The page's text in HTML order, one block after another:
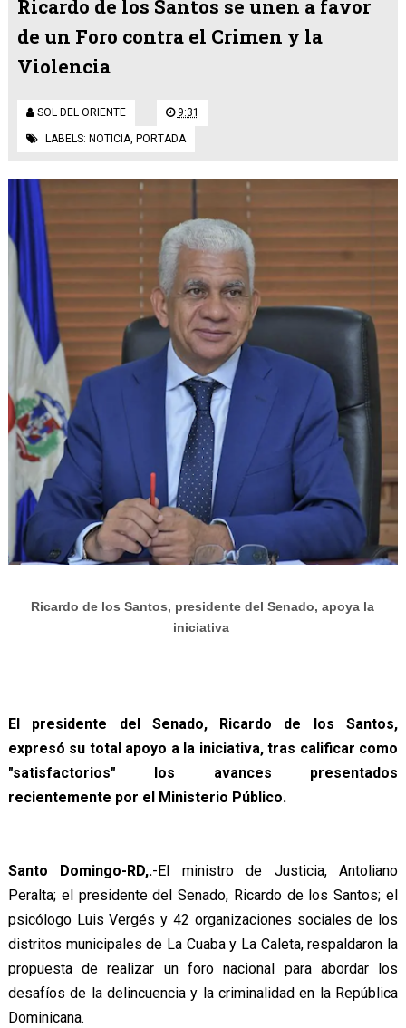
Ricardo de los Santos se unen a favor
de un Foro contra el Crimen y la
Violencia
SOL DEL ORIENTE 9:31
LABELS: NOTICIA, PORTADA
Ricardo de los Santos, presidente del Senado, apoya la
iniciativa
El presidente del Senado, Ricardo de los Santos,
expresó su total apoyo a la iniciativa, tras calificar como
"satisfactorios" los avances presentados
recientemente por el Ministerio Público.
Santo Domingo-RD,.-El ministro de Justicia, Antoliano
Peralta; el presidente del Senado, Ricardo de los Santos; el
psicólogo Luis Vergés y 42 organizaciones sociales de los
distritos municipales de La Cuaba y La Caleta, respaldaron la
propuesta de realizar un foro nacional para abordar los
desafíos de la delincuencia y la criminalidad en la República
Dominicana.